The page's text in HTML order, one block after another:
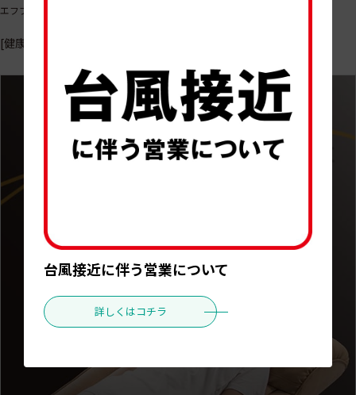
台風接近に伴う営業について
詳しくはコチラ
エフプレミアムプラザ
[健康機器]